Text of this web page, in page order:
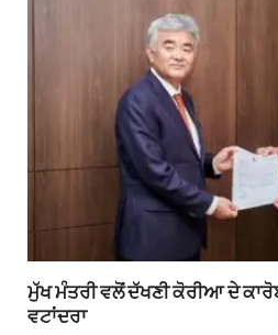
ਮੁੱਖ ਮੰਤਰੀ ਵਲੋਂ ਦੱਖਣੀ ਕੋਰੀਆ ਦੇ
ਵਟਾਂਦਰਾ